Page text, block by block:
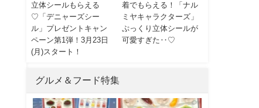
立体シールもらえる
♡「デニャーズシー
ル」プレゼントキャン
ペーン第1弾！3月23日
(月)スタート！
着でもらえる！「ナル
ミヤキャラクターズ」
ぷっくり立体シールが
可愛すぎた‥♡
グルメ＆フード特集